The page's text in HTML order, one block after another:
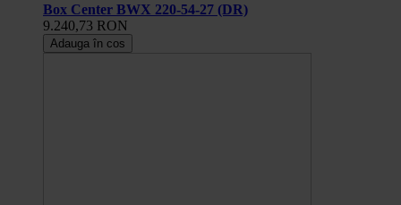
Box Center BWX 220-54-27 (DR)
9.240,73 RON
Adauga în cos